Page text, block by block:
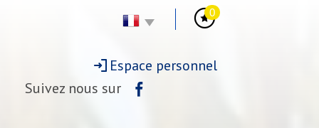
0
Espace personnel
Suivez nous sur